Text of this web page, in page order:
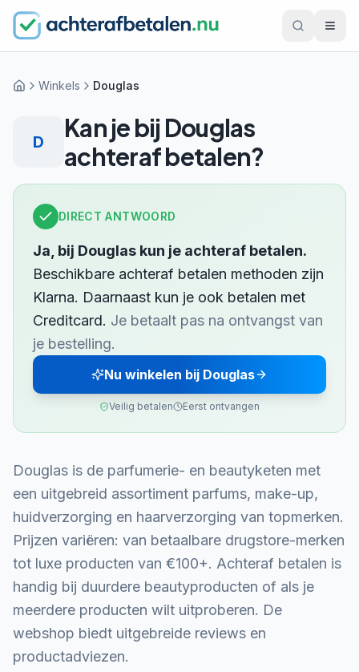
HomeWinkels Douglas
D Kan je bij Douglas
achteraf betalen?
DIRECT ANTWOORD
Ja, bij Douglas kun je achteraf betalen.
Beschikbare achteraf betalen methoden zijn
Klarna. Daarnaast kun je ook betalen met
Creditcard. Je betaalt pas na ontvangst van
je bestelling.
Nu winkelen bij Douglas
Veilig betalen Eerst ontvangen
Douglas is de parfumerie- en beautyketen met
een uitgebreid assortiment parfums, make-up,
huidverzorging en haarverzorging van topmerken.
Prijzen variëren: van betaalbare drugstore-merken
tot luxe producten van €100+. Achteraf betalen is
handig bij duurdere beautyproducten of als je
meerdere producten wilt uitproberen. De
webshop biedt uitgebreide reviews en
productadviezen.